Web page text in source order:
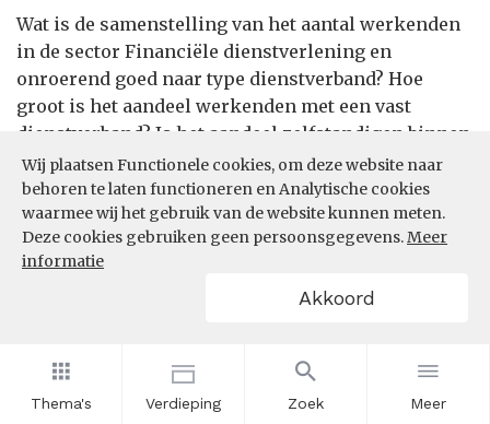
Thema's Verdieping Zoek Meer
Wij plaatsen Functionele cookies, om deze website naar
behoren te laten functioneren en Analytische cookies
waarmee wij het gebruik van de website kunnen meten.
Deze cookies gebruiken geen persoonsgegevens.Meer
informatie
Akkoord
Wat is de samenstelling van het aantal werkenden
in de sector Financiële dienstverlening en
onroerend goed naar type dienstverband? Hoe
groot is het aandeel werkenden met een vast
dienstverband? Is het aandeel zelfstandigen binnen
de sector Financiële dienstverlening en onroerend
goed in de afgelopen jaren toe- of afgenomen.
Om te kunnen benchmarken is het via de filter ook
mogelijk om inzicht te krijgen in de samenstelling van
het aantal werkenden naar type dienstverband in andere